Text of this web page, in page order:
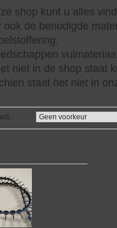
shop kunt u alles
ook de benodigde
niet in de shop staat
staat het niet in
: